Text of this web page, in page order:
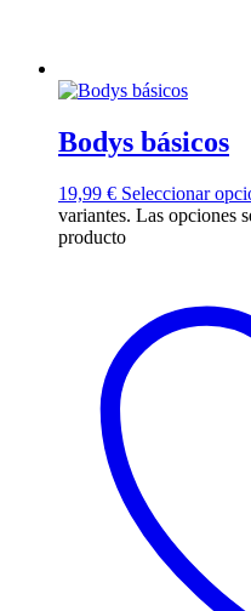
Bodys básicos
19,99 € Seleccionar
variantes. Las opciones
producto